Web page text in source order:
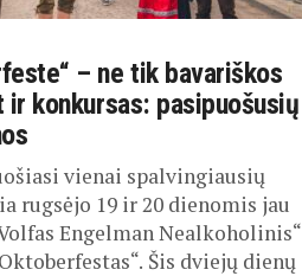
– ne tik bavariškos
ir konkursas: pasipuošusių
vienai spalvingiausių
rugsėjo 19 ir 20 dienomis jau
Engelman Nealkoholinis“
Šis dviejų dienų